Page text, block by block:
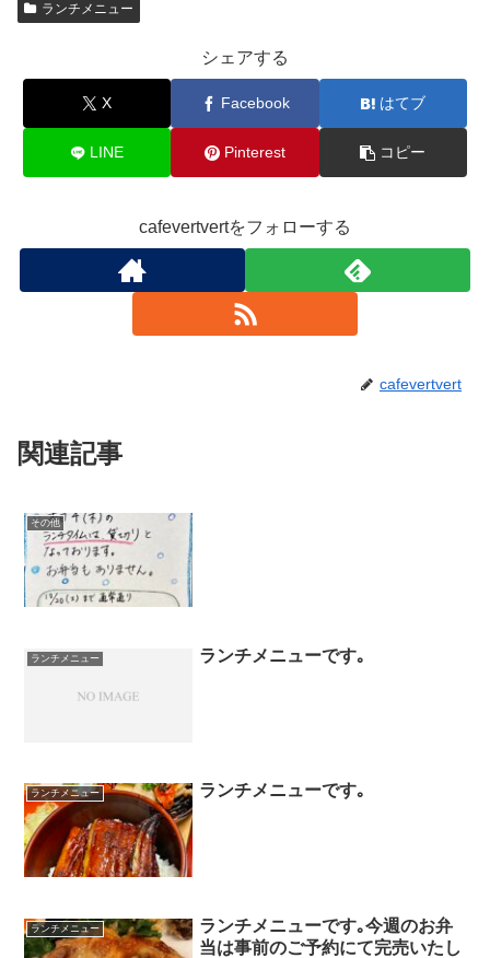
ランチメニュー
シェアする
X Facebook はてブ
LINE Pinterest コピー
cafevertvertをフォローする
cafevertvert
関連記事
その他
ランチメニュー ランチメニューです｡
ランチメニュー ランチメニューです｡
ランチメニュー
ランチメニューです｡今週のお弁
当は事前のご予約にて完売いたし